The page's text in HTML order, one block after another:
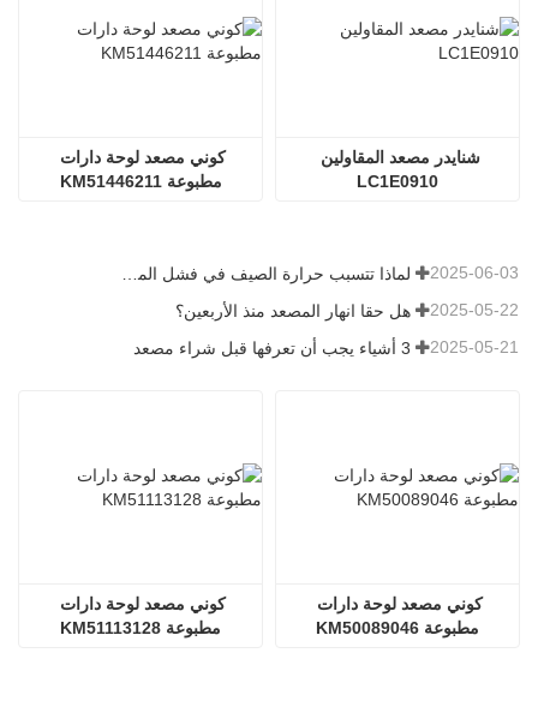
مطبوعة KM51446211
LC1E0910
2025-06-03
هل حقا انهار المصعد منذ الأربعين؟ 2025-05-22
3 أشياء يجب أن تعرفها قبل شراء مصعد 2025-05-21
مطبوعة KM51113128
مطبوعة KM50089046